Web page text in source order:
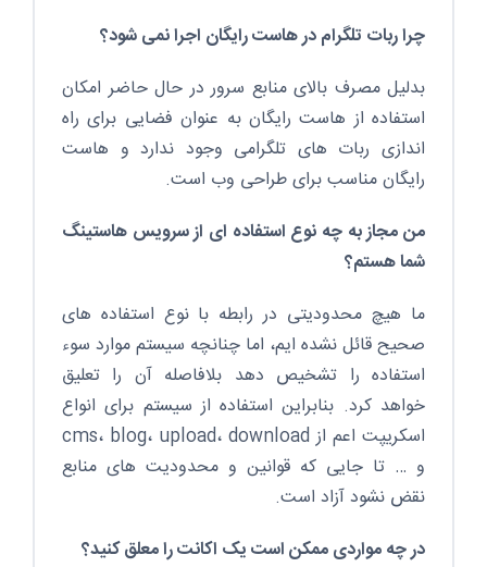
چرا ربات تلگرام در هاست رایگان اجرا نمی شود؟
بدلیل مصرف بالای منابع سرور در حال حاضر امکان
استفاده از هاست رایگان به عنوان فضایی برای راه
اندازی ربات های تلگرامی وجود ندارد و هاست
رایگان مناسب برای طراحی وب است.
من مجاز به چه نوع استفاده ای از سرویس هاستینگ
شما هستم؟
ما هیچ محدودیتی در رابطه با نوع استفاده های
صحیح قائل نشده ایم، اما چنانچه سیستم موارد سوء
استفاده را تشخیص دهد بلافاصله آن را تعلیق
خواهد کرد. بنابراین استفاده از سیستم برای انواع
اسکریپت اعم از cms، blog، upload، download
و … تا جایی که قوانین و محدودیت های منابع
نقض نشود آزاد است.
در چه مواردی ممکن است یک اکانت را معلق کنید؟